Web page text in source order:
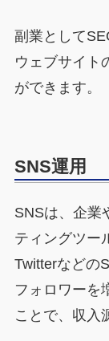
副業として
ウェブサイト
ができます。
SNS運用
SNSは、企業
ティングツー
Twitterなどの
フォロワーを
ことで、収入